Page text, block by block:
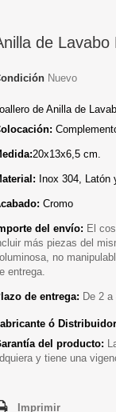
de Lavabo
Nuevo
de Anilla de
20x13x6,5 cm.
Inox 304, Latón
Cromo
del envío: El
más piezas del
no
entrega.
de entrega: De 2
ó
del producto:
y tiene una
Imprimir